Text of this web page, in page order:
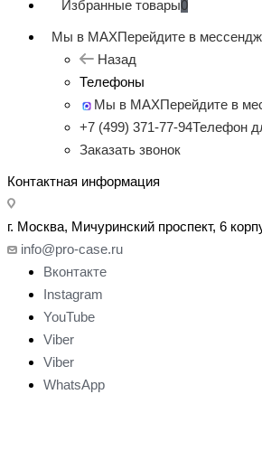
Избранные товары0
Мы в MAXПерейдите в
Назад
Телефоны
Мы в MAXПерейдите в
+7 (499) 371-77-94Телефон
Заказать звонок
Контактная информация
г. Москва, Мичуринский проспект, 6
info@pro-case.ru
Вконтакте
Instagram
YouTube
Viber
Viber
WhatsApp